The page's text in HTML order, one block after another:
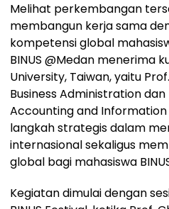
Melihat perkembangan
membangun kerja sama
kompetensi global
BINUS @Medan menerima
University, Taiwan, yaitu
Business Administration
Accounting and Information
langkah strategis dalam
internasional sekaligus
global bagi mahasiswa
Kegiatan dimulai dengan